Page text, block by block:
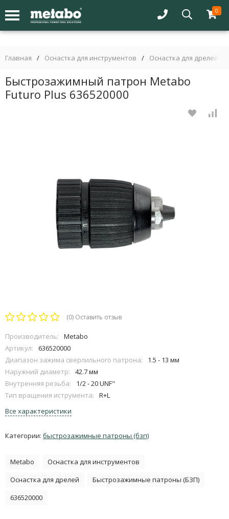
0
Главная / Оснастка для инструментов / Оснастка для дрелей
Быстрозажимный патрон Metabo
Futuro Plus 636520000
(0) Оставить отзыв
Производитель:
Metabo
Артикул:
636520000
Диапазон зажима сверлильного патрона:
1.5 - 13 мм
Наружний диаметр:
42.7 мм
Внутренняя резьба:
1/2 - 20 UNF"
Тип вращения иструмента:
R+L
Все характеристики
Категории: быстрозажимные патроны (бзп)
Metabo
Оснастка для инструментов
Оснастка для дрелей
Быстрозажимные патроны (БЗП)
636520000